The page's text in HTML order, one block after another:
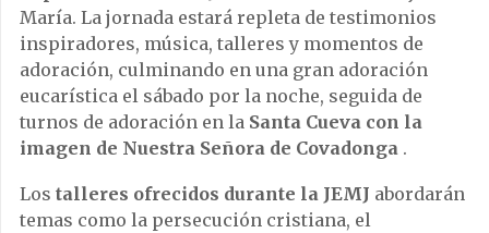
María. La jornada estará repleta de testimonios
inspiradores, música, talleres y momentos de
adoración, culminando en una gran adoración
eucarística el sábado por la noche, seguida de
turnos de adoración en la Santa Cueva con la
imagen de Nuestra Señora de Covadonga .
Los talleres ofrecidos durante la JEMJ abordarán
temas como la persecución cristiana, el